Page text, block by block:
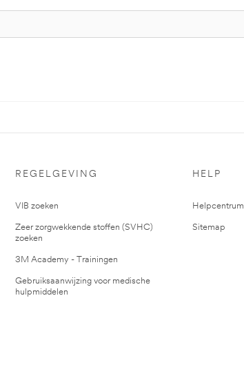
REGELGEVING
VIB zoeken
Zeer zorgwekkende stoffen (SVHC)
zoeken
3M Academy - Trainingen
Gebruiksaanwijzing voor medische
hulpmiddelen
HELP
Helpcentrum
Sitemap